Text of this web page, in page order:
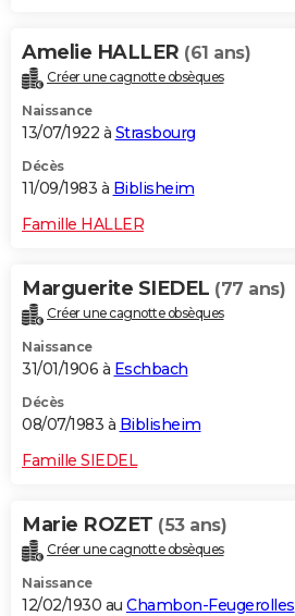
Amelie HALLER (61 ans)
Créer une cagnotte obsèques
Naissance
13/07/1922 à Strasbourg
Décès
11/09/1983 à Biblisheim
Famille HALLER
Marguerite SIEDEL (77 ans)
Créer une cagnotte obsèques
Naissance
31/01/1906 à Eschbach
Décès
08/07/1983 à Biblisheim
Famille SIEDEL
Marie ROZET (53 ans)
Créer une cagnotte obsèques
Naissance
12/02/1930 au Chambon-Feugerolles